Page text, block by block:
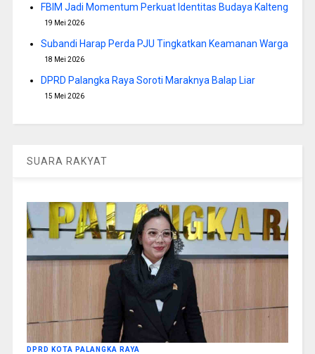
FBIM Jadi Momentum Perkuat Identitas Budaya Kalteng
19 Mei 2026
Subandi Harap Perda PJU Tingkatkan Keamanan Warga
18 Mei 2026
DPRD Palangka Raya Soroti Maraknya Balap Liar
15 Mei 2026
SUARA RAKYAT
DPRD KOTA PALANGKA RAYA